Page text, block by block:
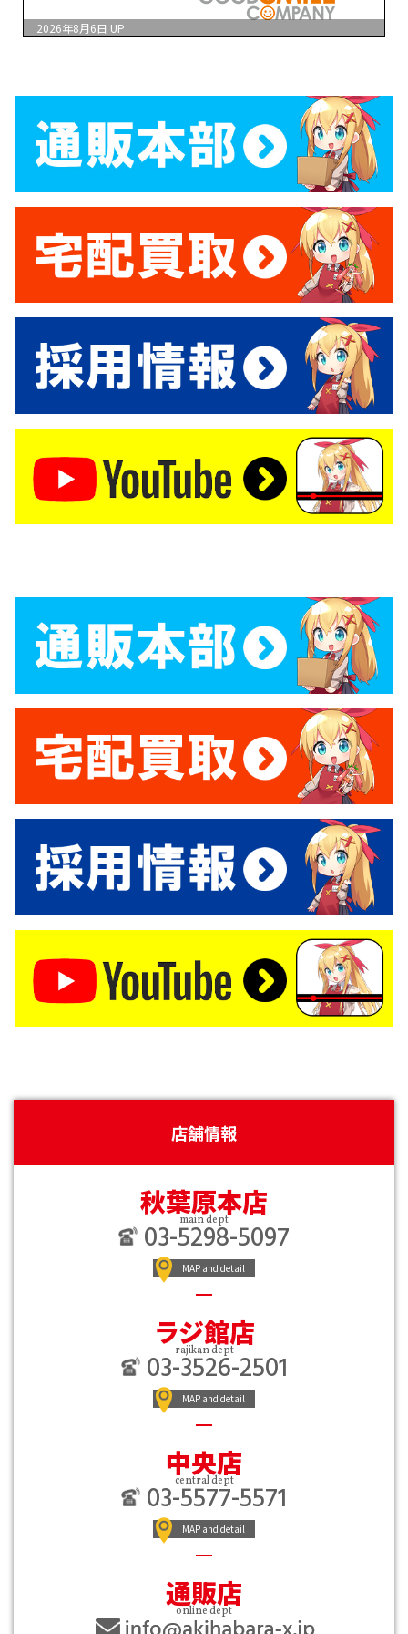
2026年8月6日 UP
店舗情報
秋葉原本店
main dept
03-5298-5097
MAP and detail
ラジ館店
rajikan dept
03-3526-2501
MAP and detail
中央店
central dept
03-5577-5571
MAP and detail
通販店
online dept